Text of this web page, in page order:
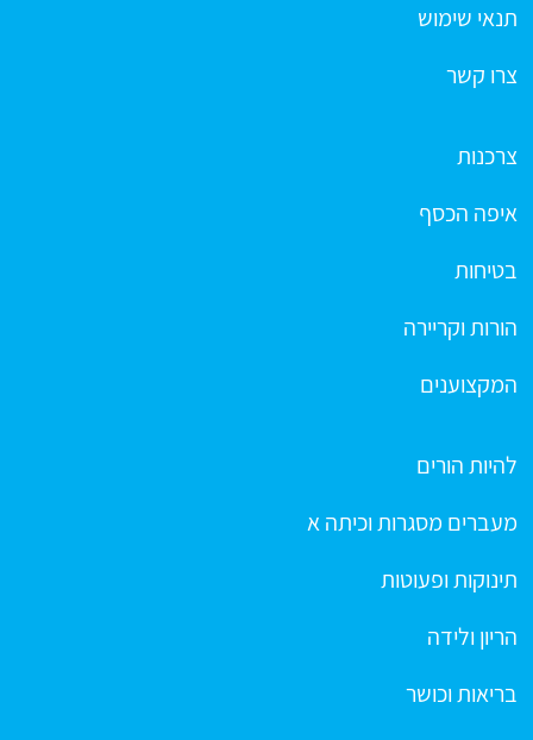
תנאי שימוש
צרו קשר
צרכנות
איפה הכסף
בטיחות
הורות וקריירה
המקצוענים
להיות הורים
מעברים מסגרות וכיתה א
תינוקות ופעוטות
הריון ולידה
בריאות וכושר